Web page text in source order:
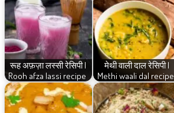
रूह अफ़ज़ा लस्सी रेसिपी |
Rooh afza lassi recipe
मेथी वाली दाल रेसिपी |
Methi waali dal recipe